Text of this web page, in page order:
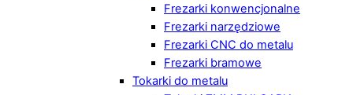
Frezarki konwencjonalne
Frezarki narzędziowe
Frezarki CNC do metalu
Frezarki bramowe
Tokarki do metalu